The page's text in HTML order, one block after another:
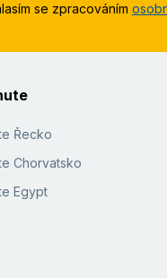
se zpracováním
Řecko
Chorvatsko
Egypt